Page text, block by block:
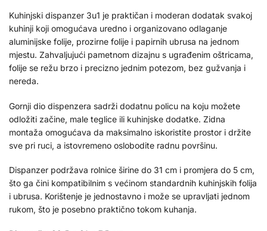
Kuhinjski dispanzer 3u1 je praktičan i moderan dodatak svakoj
kuhinji koji omogućava uredno i organizovano odlaganje
aluminijske folije, prozirne folije i papirnih ubrusa na jednom
mjestu. Zahvaljujući pametnom dizajnu s ugrađenim oštricama,
folije se režu brzo i precizno jednim potezom, bez gužvanja i
nereda.
Gornji dio dispenzera sadrži dodatnu policu na koju možete
odložiti začine, male teglice ili kuhinjske dodatke. Zidna
montaža omogućava da maksimalno iskoristite prostor i držite
sve pri ruci, a istovremeno oslobodite radnu površinu.
Dispanzer podržava rolnice širine do 31 cm i promjera do 5 cm,
što ga čini kompatibilnim s većinom standardnih kuhinjskih folija
i ubrusa. Korištenje je jednostavno i može se upravljati jednom
rukom, što je posebno praktično tokom kuhanja.